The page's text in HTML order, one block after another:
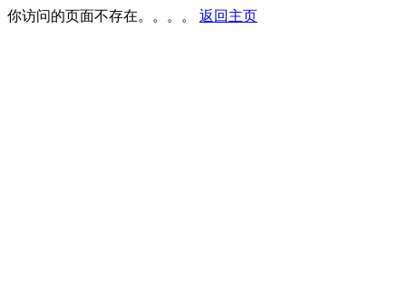
你访问的页面不存在。。。。 返回主页